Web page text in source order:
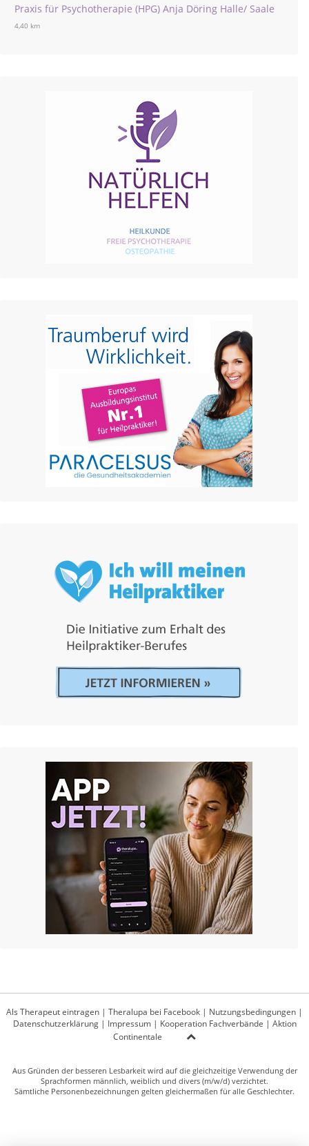
Praxis für Psychotherapie (HPG) Anja Döring Halle/ Saale
4,40 km
Als Therapeut eintragen | Theralupa bei Facebook | Nutzungsbedingungen |
Datenschutzerklärung| Impressum| Kooperation Fachverbände | Aktion
Continentale
Aus Gründen der besseren Lesbarkeit wird auf die gleichzeitige Verwendung der
Sprachformen männlich, weiblich und divers (m/w/d) verzichtet.
Sämtliche Personenbezeichnungen gelten gleichermaßen für alle Geschlechter.